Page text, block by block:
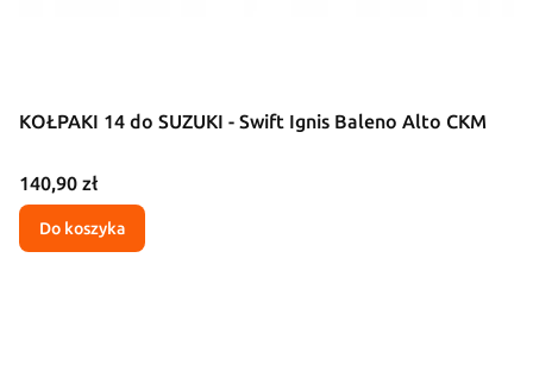
KOŁPAKI 14 do SUZUKI - Swift Ignis Baleno Alto CKM
Cena
140,90 zł
Do koszyka